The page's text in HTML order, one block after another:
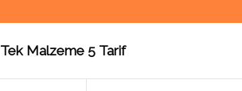
Tek Malzeme 5 Tarif